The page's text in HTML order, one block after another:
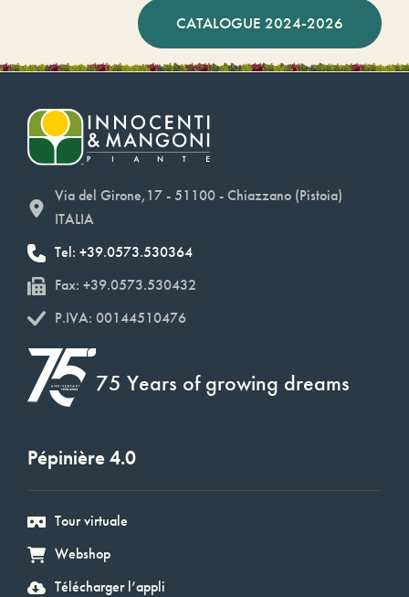
CATALOGUE 2024-2026
Via del Girone,17 - 51100 - Chiazzano (Pistoia)
ITALIA
Tel: +39.0573.530364
Fax: +39.0573.530432
P.IVA: 00144510476
75 Years of growing dreams
Pépinière 4.0
Tour virtuale
Webshop
Télécharger l’appli